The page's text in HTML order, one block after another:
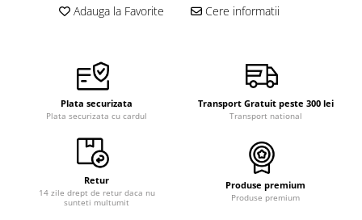
Curele Casio
Curele metalice
Curele militare
Curele piele
Curele Samsung Watch
Curele textile
Adauga la Favorite Cere informatii
Plata securizata
Plata securizata cu cardul
Transport Gratuit peste 300 lei
Transport national
Retur
14 zile drept de retur daca nu
sunteti multumit
Produse premium
Produse premium